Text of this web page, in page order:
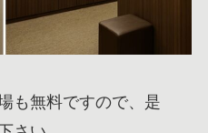
も無料ですので、是